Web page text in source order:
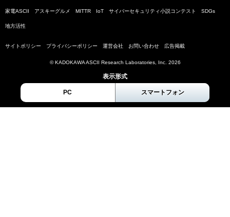
家電ASCII アスキーグルメ MITTR IoT サイバーセキュリティ小説コンテスト SDGs
地方活性
サイトポリシー プライバシーポリシー 運営会社 お問い合わせ 広告掲載
© KADOKAWA ASCII Research Laboratories, Inc. 2026
表示形式
PC スマートフォン